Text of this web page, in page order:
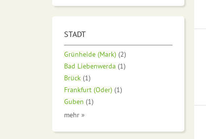
STADT
Grünheide (Mark) (2)
Bad Liebenwerda (1)
Brück (1)
Frankfurt (Oder) (1)
Guben (1)
mehr »